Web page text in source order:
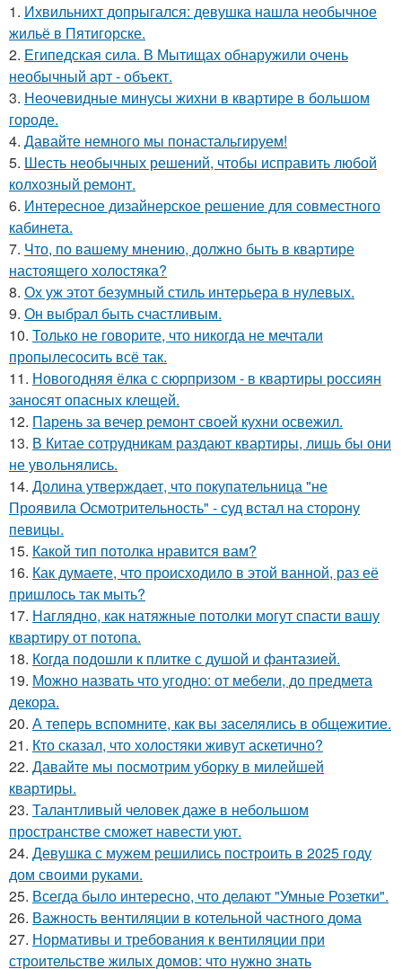
1. Ихвильнихт допрыгался: девушка нашла необычное
жильё в Пятигорске.
2. Египедская сила. В Мытищах обнаружили очень
необычный арт - объект.
3. Неочевидные минусы жихни в квартире в большом
городе.
4. Давайте немного мы понастальгируем!
5. Шесть необычных решений, чтобы исправить любой
колхозный ремонт.
6. Интересное дизайнерское решение для совместного
кабинета.
7. Что, по вашему мнению, должно быть в квартире
настоящего холостяка?
8. Ох уж этот безумный стиль интерьера в нулевых.
9. Он выбрал быть счастливым.
10. Только не говорите, что никогда не мечтали
пропылесосить всё так.
11. Новогодняя ёлка с сюрпризом - в квартиры россиян
заносят опасных клещей.
12. Парень за вечер ремонт своей кухни освежил.
13. В Китае сотрудникам раздают квартиры, лишь бы они
не увольнялись.
14. Долина утверждает, что покупательница "не
Проявила Осмотрительность" - суд встал на сторону
певицы.
15. Какой тип потолка нравится вам?
16. Как думаете, что происходило в этой ванной, раз её
пришлось так мыть?
17. Наглядно, как натяжные потолки могут спасти вашу
квартиру от потопа.
18. Когда подошли к плитке с душой и фантазией.
19. Можно назвать что угодно: от мебели, до предмета
декора.
20. А теперь вспомните, как вы заселялись в общежитие.
21. Кто сказал, что холостяки живут аскетично?
22. Давайте мы посмотрим уборку в милейшей
квартиры.
23. Талантливый человек даже в небольшом
пространстве сможет навести уют.
24. Девушка с мужем решились построить в 2025 году
дом своими руками.
25. Всегда было интересно, что делают "Умные Розетки".
26. Важность вентиляции в котельной частного дома
27. Нормативы и требования к вентиляции при
строительстве жилых домов: что нужно знать